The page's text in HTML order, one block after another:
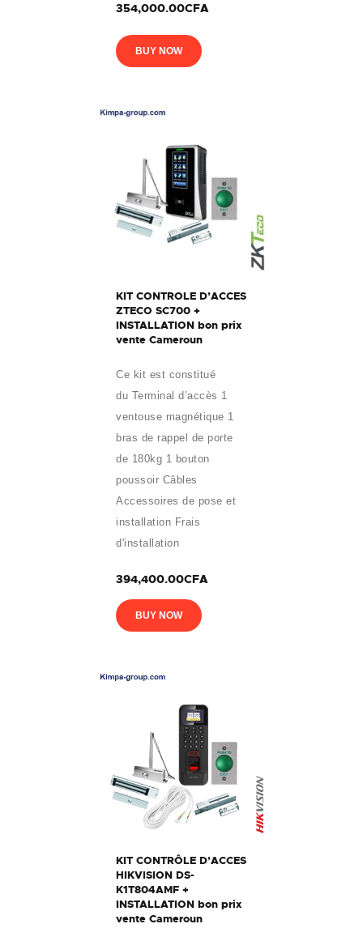
354,000.00CFA
BUY NOW
KIT CONTROLE D’ACCES
ZTECO SC700 +
INSTALLATION bon prix
vente Cameroun
Ce kit est constitué
du Terminal d’accès 1
ventouse magnétique 1
bras de rappel de porte
de 180kg 1 bouton
poussoir Câbles
Accessoires de pose et
installation Frais
d'installation
394,400.00CFA
BUY NOW
KIT CONTRÔLE D’ACCES
HIKVISION DS-
K1T804AMF +
INSTALLATION bon prix
vente Cameroun